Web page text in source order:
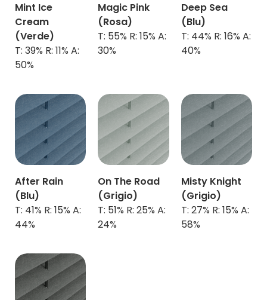
Mint Ice
Cream
(Verde)
T: 39% R: 11% A:
50%
Magic Pink
(Rosa)
T: 55% R: 15% A:
30%
Deep Sea
(Blu)
T: 44% R: 16% A:
40%
After Rain
(Blu)
T: 41% R: 15% A:
44%
On The Road
(Grigio)
T: 51% R: 25% A:
24%
Misty Knight
(Grigio)
T: 27% R: 15% A:
58%